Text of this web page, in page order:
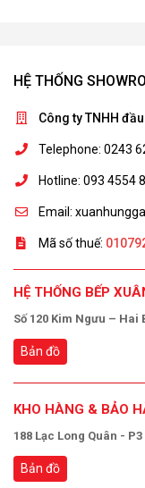
HỆ THỐNG
Công ty TNHH
Telephone: 0243
Hotline: 093 4554
Email:
Mã số thuế:
HỆ THỐNG BẾP
Số 120 Kim Ngưu – Hai
Bản đồ
KHO HÀNG & BẢO
188 Lạc Long Quân -
Bản đồ